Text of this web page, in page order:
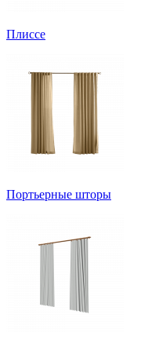
Плиссе
Портьерные шторы